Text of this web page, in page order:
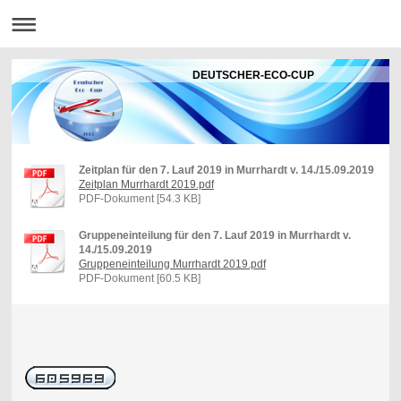
DEUTSCHER-ECO-CUP
Zeitplan für den 7. Lauf 2019 in Murrhardt v. 14./15.09.2019
Zeitplan Murrhardt 2019.pdf
PDF-Dokument [54.3 KB]
Gruppeneinteilung für den 7. Lauf 2019 in Murrhardt v.
14./15.09.2019
Gruppeneinteilung Murrhardt 2019.pdf
PDF-Dokument [60.5 KB]